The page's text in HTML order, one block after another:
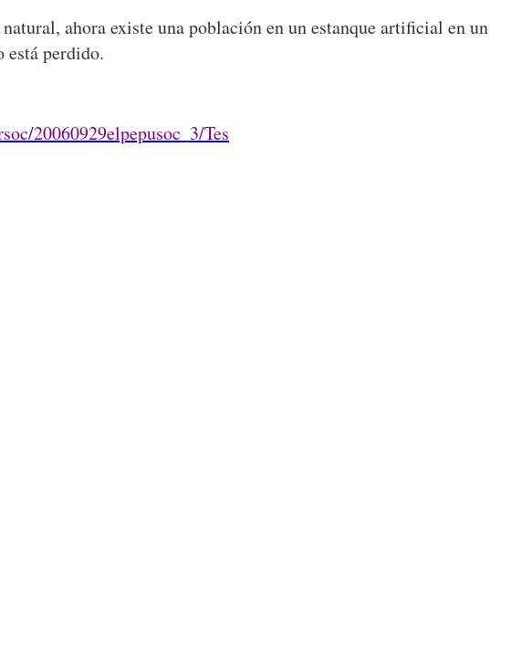
ahora existe una población en un estanque artificial en un
está perdido.
20060929elpepusoc_3/Tes